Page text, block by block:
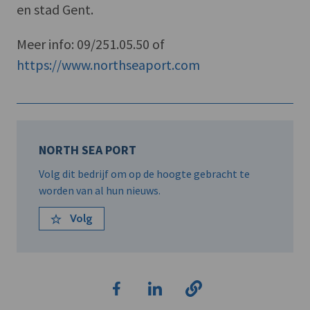
en stad Gent.
Meer info: 09/251.05.50 of
https://www.northseaport.com
NORTH SEA PORT
Volg dit bedrijf om op de hoogte gebracht te
worden van al hun nieuws.
Volg